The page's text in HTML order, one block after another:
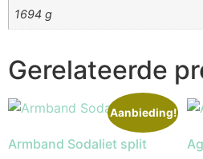
1694 g
Gerelateerde
Aanbieding!
Armband Sodaliet split